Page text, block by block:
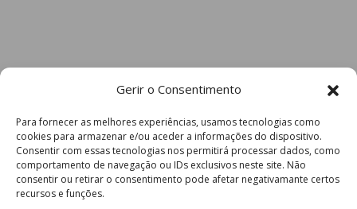
Gerir o Consentimento
Para fornecer as melhores experiências, usamos tecnologias como
cookies para armazenar e/ou aceder a informações do dispositivo.
Consentir com essas tecnologias nos permitirá processar dados, como
comportamento de navegação ou IDs exclusivos neste site. Não
consentir ou retirar o consentimento pode afetar negativamante certos
recursos e funções.